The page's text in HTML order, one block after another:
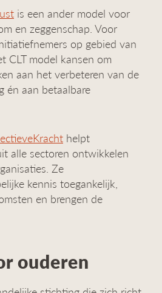
is een ander model voor
en zeggenschap. Voor
op gebied van
CLT model kansen om
aan het verbeteren van de
én aan betaalbare
helpt
alle sectoren ontwikkelen
Ze
kennis toegankelijk,
en brengen de
ouderen